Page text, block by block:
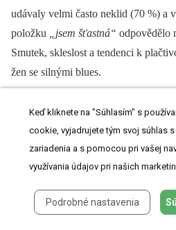
udávaly velmi často neklid (70 %) a
položku
„jsem šťastná“ odpovědělo
Smutek, skleslost a tendenci k
žen se silnými blues.
Tab. 4. Relativní četnosti položek dotazníku
soubor a pro podsoubor žen s vysokými
Keď kliknete na "Súhlasím" s
cookie, vyjadrujete tým svoj súhlas
zariadenia a s pomocou pri vašej
využívania údajov pri našich
Podrobné nastavenia